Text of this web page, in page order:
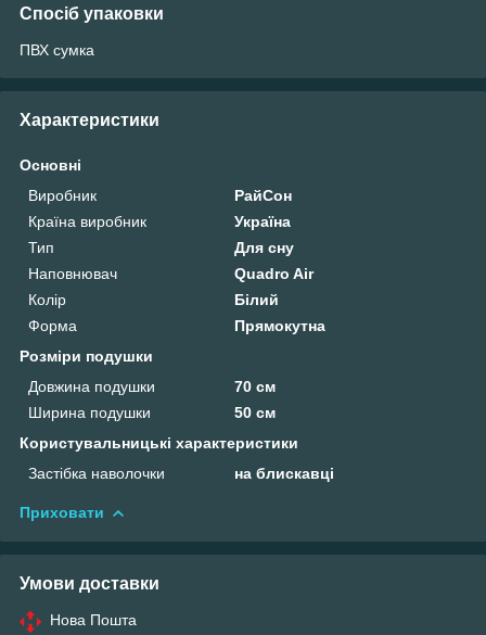
Спосіб упаковки
ПВХ сумка
Характеристики
Основні
Виробник
РайСон
Країна виробник
Україна
Тип
Для сну
Наповнювач
Quadro Air
Колір
Білий
Форма
Прямокутна
Розміри подушки
Довжина подушки
70 см
Ширина подушки
50 см
Користувальницькі характеристики
Застібка наволочки
на блискавці
Приховати
Умови доставки
Нова Пошта